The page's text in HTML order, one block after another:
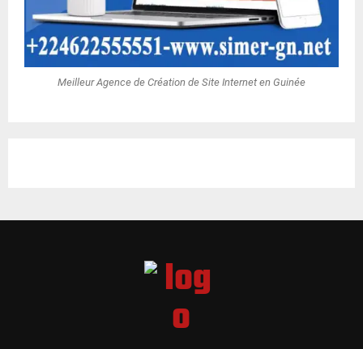
Meilleur Agence de Création de Site Internet en Guinée